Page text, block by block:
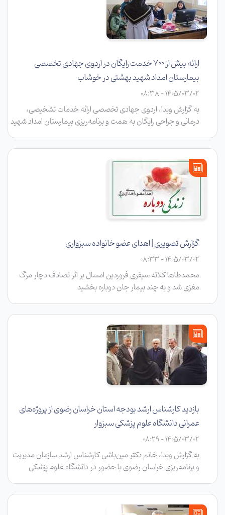
ارائه بیش از ۷۰۰ خدمت رایگان در اردوی جهادی تخصصی
بیمارستان امداد شهید بهشتی در خوشاب
1405/03/02 - 08:38
به گزارش وبدا، اردوی جهادی تخصصی ارائه خدمات تشخیصی،
درمانی و جراحی رایگان به همت و برنامه‌ریزی بیمارستان امداد شهید
مشارکت مجمع خیرین سلامت و پشتیبانی تیپ ۴۷ سلمان برای
استقرار اتاق عمل سیار در شهرستان خوشاب برگزار شد.
گزارش تصویری | اهدای عضو خانواده سبزواری
1405/03/02 - 08:33
محمدطاها کلاته سیفری فروردین امسال بر اثر تصادف دچار مرگ
مغزی شد و به چند بیمار جان دوباره بخشید
بازدید کارشناس ارشد بودجه استان خراسان رضوی از پروژه‌های
عمرانی دانشگاه علوم پزشکی سبزوار
1405/03/02 - 08:29
به گزارش وبدا، خانم دکتر مین‌باشی کارشناس ارشد سازمان مدیریت
و برنامه‌ریزی خراسان رضوی با حضور در دانشگاه علوم پزشکی
توسعه مدیریت و منابع و مدیر بودجه دانشگاه، آخرین وضعیت
پروژه‌های عمرانی و چالش‌های بودجه‌ای دانشگاه را بررسی کرد.